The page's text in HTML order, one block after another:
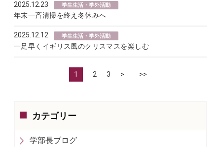
2025.12.23 学生生活・学外活動
年末一斉清掃を終え冬休みへ
2025.12.12 学生生活・学外活動
一足早くイギリス風のクリスマスを楽しむ
1 2 3 > >>
カテゴリー
学部長ブログ